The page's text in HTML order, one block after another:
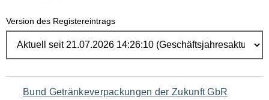
Version des Registereintrags
Navigation
Bund Getränkeverpackungen der Zukunft GbR